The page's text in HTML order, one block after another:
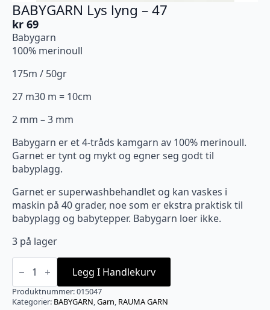
BABYGARN Lys lyng – 47
kr 69
Babygarn
100% merinoull
175m / 50gr
27 m30 m = 10cm
2 mm – 3 mm
Babygarn er et 4-tråds kamgarn av 100% merinoull.
Garnet er tynt og mykt og egner seg godt til
babyplagg.
Garnet er superwashbehandlet og kan vaskes i
maskin på 40 grader, noe som er ekstra praktisk til
babyplagg og babytepper. Babygarn loer ikke.
3 på lager
BABYGARN
Lys
-
47
Legg I Handlekurv
Produktnummer:015047
Kategorier: BABYGARN,Garn, RAUMA GARN